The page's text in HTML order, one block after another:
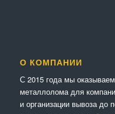
О КОМПАНИИ
С 2015 года мы
металлолома для
и организации вывоза до